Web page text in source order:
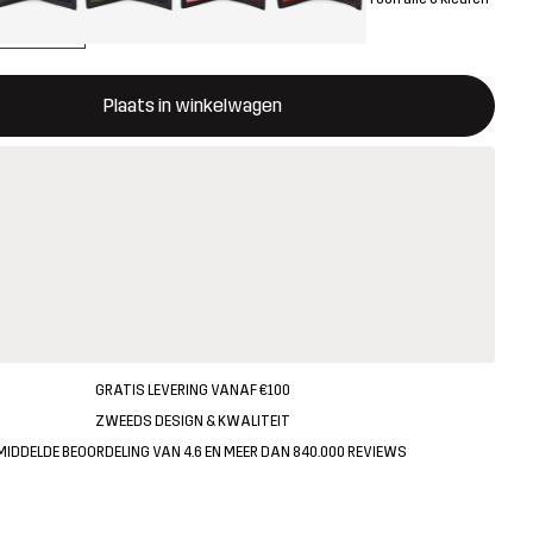
Plaats in winkelwagen
een modal met de bevestiging van een nieuw item in het
GRATIS LEVERING VANAF €100
ZWEEDS DESIGN & KWALITEIT
BEOORDELING VAN 4.6 EN MEER DAN 840.000 REVIEWS